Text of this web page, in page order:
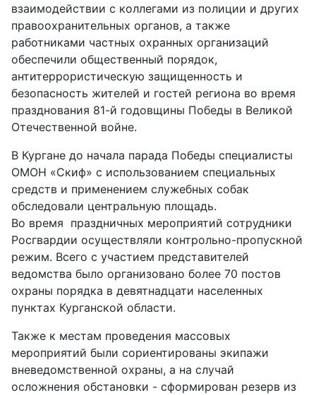
взаимодействии с коллегами из полиции и других
правоохранительных органов, а также
работниками частных охранных организаций
обеспечили общественный порядок,
антитеррористическую защищенность и
безопасность жителей и гостей региона во время
празднования 81-й годовщины Победы в Великой
Отечественной войне.
В Кургане до начала парада Победы специалисты
ОМОН «Скиф» с использованием специальных
средств и применением служебных собак
обследовали центральную площадь.
Во время праздничных мероприятий сотрудники
Росгвардии осуществляли контрольно-пропускной
режим. Всего с участием представителей
ведомства было организовано более 70 постов
охраны порядка в девятнадцати населенных
пунктах Курганской области.
Также к местам проведения массовых
мероприятий были сориентированы экипажи
вневедомственной охраны, а на случай
осложнения обстановки - сформирован резерв из